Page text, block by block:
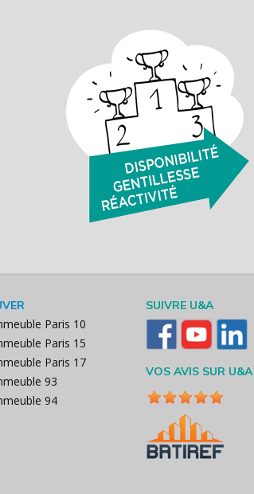
Paris 10
Paris 15
Paris 17
93
94
SUIVRE U&A
VOS AVIS SUR U&A